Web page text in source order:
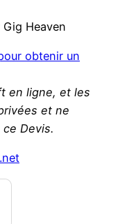
Heaven
obtenir un
en ligne, et les
et ne
ce Devis.